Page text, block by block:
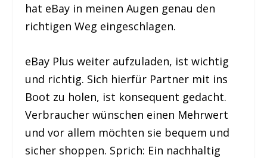
hat eBay in meinen Augen genau den
richtigen Weg eingeschlagen.
eBay Plus weiter aufzuladen, ist wichtig
und richtig. Sich hierfür Partner mit ins
Boot zu holen, ist konsequent gedacht.
Verbraucher wünschen einen Mehrwert
und vor allem möchten sie bequem und
sicher shoppen. Sprich: Ein nachhaltig